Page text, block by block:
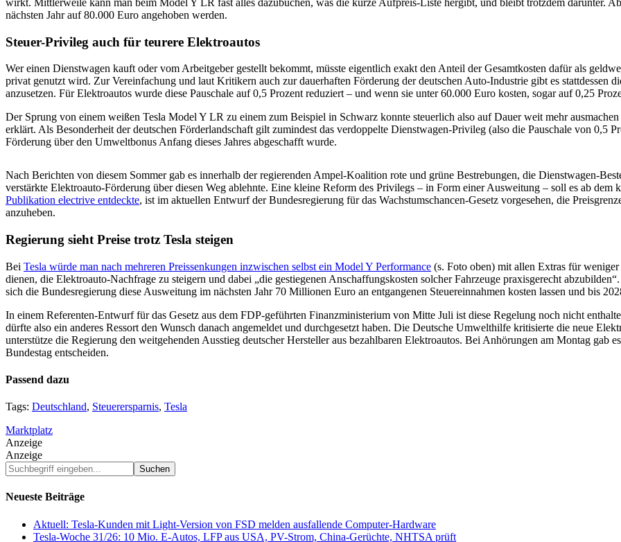
nächsten Jahr auf 80.000 Euro angehoben werden.
Steuer-Privileg auch für teurere Elektroautos
Wer einen Dienstwagen kauft oder vom Arbeitgeber gestellt bekommt, müsste eigentlich exakt den Anteil der Gesamtkosten dafür als
privat genutzt wird. Zur Vereinfachung und laut Kritikern auch zur dauerhaften Förderung der deutschen Auto-Industrie gibt es stattdessen
anzusetzen. Für Elektroautos wurde diese Pauschale auf 0,5 Prozent reduziert – und wenn sie unter 60.000 Euro kosten, sogar auf 0,25
Der Sprung von einem weißen Tesla Model Y LR zu einem zum Beispiel in Schwarz konnte steuerlich also auf Dauer weit mehr
erklärt. Als Besonderheit der deutschen Förderlandschaft gilt zumindest das verdoppelte Dienstwagen-Privileg (also die Pauschale von 0,5
Förderung über den Umweltbonus Anfang dieses Jahres abgeschafft wurde.
Nach Berichten von diesem Sommer gab es innerhalb der regierenden Ampel-Koalition rote und grüne Bestrebungen, die Dienstwagen-
verstärkte Elektroauto-Förderung über diesen Weg ablehnte. Eine kleine Reform des Privilegs – in Form einer Ausweitung – soll es ab dem
Publikation electrive entdeckte, ist im aktuellen Entwurf der Bundesregierung für das Wachstumschancen-Gesetz vorgesehen, die
anzuheben.
Regierung sieht Preise trotz Tesla steigen
Bei Tesla würde man nach mehreren Preissenkungen inzwischen selbst ein Model Y Performance (s. Foto oben) mit allen Extras für
dienen, die Elektroauto-Nachfrage zu steigern und dabei „die gestiegenen Anschaffungskosten solcher Fahrzeuge praxisgerecht
sich die Bundesregierung diese Ausweitung im nächsten Jahr 70 Millionen Euro an entgangenen Steuereinnahmen kosten lassen und bis
In einem Referenten-Entwurf für das Gesetz aus dem FDP-geführten Finanzministerium von Mitte Juli ist diese Regelung noch nicht
dürfte also ein anderes Ressort den Wunsch danach angemeldet und durchgesetzt haben. Die Deutsche Umwelthilfe kritisierte die neue
unterstütze die Regierung den weitgehenden Ausstieg deutscher Hersteller aus bezahlbaren Elektroautos. Bei Anhörungen am Montag gab
Bundestag entscheiden.
Passend dazu
Tags: Deutschland, Steuerersparnis, Tesla
Marktplatz
Anzeige
Anzeige
Suchbegriff
eingeben...
Neueste Beiträge
Aktuell: Tesla-Kunden mit Light-Version von FSD melden ausfallende Computer-Hardware
Tesla-Woche 31/26: 10 Mio. E-Autos, LFP aus USA, PV-Strom, China-Gerüchte, NHTSA prüft